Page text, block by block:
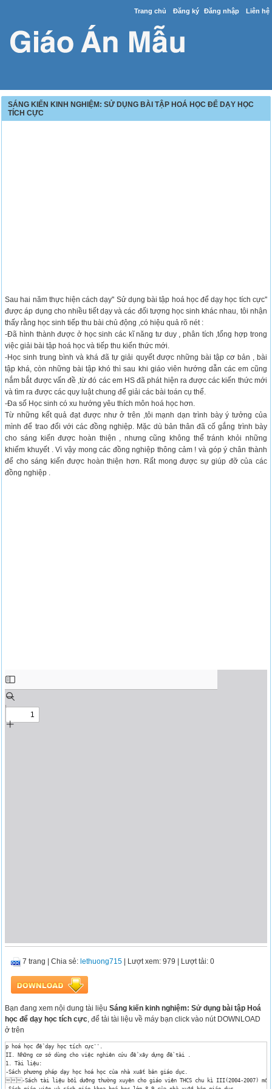
Trang chủ Đăng ký Đăng nhập Liên hệ
SÁNG KIẾN KINH NGHIỆM: SỬ DỤNG BÀI TẬP HOÁ HỌC ĐỂ DẠY HỌC
TÍCH CỰC
Sau hai năm thực hiện cách dạy'' Sử dụng bài tập hoá học để dạy học tích cực''
được áp dụng cho nhiều tiết dạy và các đối tượng học sinh khác nhau, tôi nhận
thấy rằng học sinh tiếp thu bài chủ động ,có hiệu quả rõ nét :
-Đã hình thành được ở học sinh các kĩ năng tư duy , phân tích ,tổng hợp trong
việc giải bài tập hoá học và tiếp thu kiến thức mới.
-Học sinh trung bình và khá đã tự giải quyết được những bài tập cơ bản , bài
tập khá, còn những bài tập khó thì sau khi giáo viên hướng dẫn các em cũng
nắm bắt được vấn đề ,từ đó các em HS đã phát hiện ra được các kiến thức mới
và tìm ra được các quy luật chung để giải các bài toán cụ thể.
-Đa số Học sinh có xu hướng yêu thích môn hoá học hơn.
Từ những kết quả đạt được như ở trên ,tôi mạnh dạn trình bày ý tưởng của
mình để trao đổi với các đồng nghiệp. Mặc dù bản thân đã cố gắng trình bày
cho sáng kiến được hoàn thiện , nhưng cũng không thể tránh khỏi những
khiếm khuyết . Vì vậy mong các đồng nghiệp thông cảm ! và góp ý chân thành
để cho sáng kiến được hoàn thiện hơn. Rất mong được sự giúp đỡ của các
đồng nghiệp .
7 trang |Chia sẻ: lethuong715 | Lượt xem: 979 | Lượt tải: 0
Bạn đang xem nội dung tài liệuSáng kiến kinh nghiệm: Sử dụng bài tập Hoá
học để dạy học tích cực, để tải tài liệu về máy bạn click vào nút DOWNLOAD
ở trên
p hoá học để dạy học tích cực''.
II. Những cơ sở dùng cho việc nghiên cứu để xây dựng đề tài .
1. Tài liệu:
-Sách phương pháp dạy học hoá học của nhà xuất bản giáo dục.
-Sách tài liệu bồi dưỡng thường xuyên cho giáo viên THCS chu kì III(2004-2007) môn